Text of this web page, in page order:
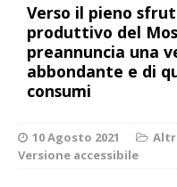
Verso il pieno
produttivo del
preannuncia una
abbondante e di
consumi
10 Agosto 2021
Versione accessibile